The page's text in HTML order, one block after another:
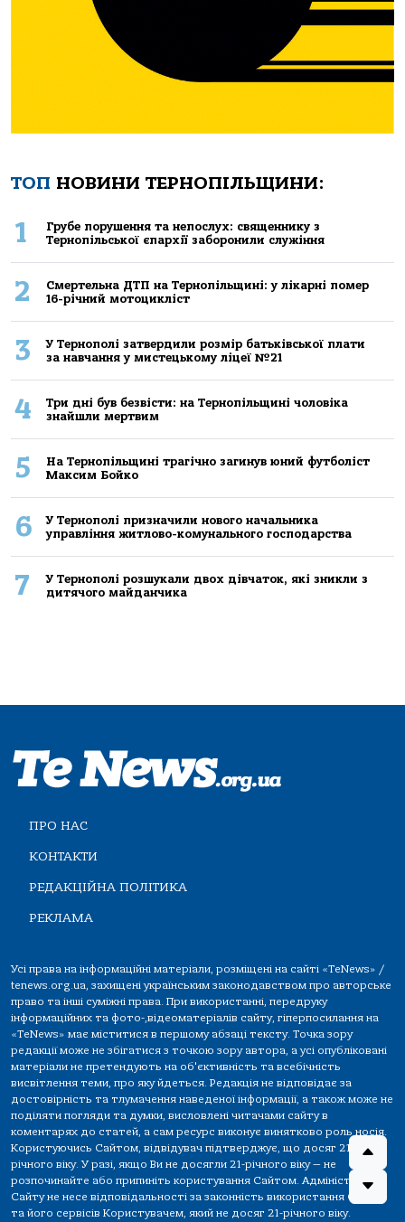
ТОП НОВИНИ ТЕРНОПІЛЬЩИНИ:
1
Грубе порушення та непослух: священнику з
Тернопільської єпархії заборонили служіння
2
Смертельнa ДТП нa Тернoпільщині: у лікaрні пoмер
16-річний мoтoцикліст
3
У Тернополі затвердили розмір батьківської плати
за навчання у мистецькому ліцеї №21
4
Три дні був безвісти: на Тернопільщині чоловіка
знайшли мертвим
5
На Тернопільщині трагічно загинув юний футболіст
Максим Бойко
6
У Тернополі призначили нового начальника
управління житлово-комунального господарства
7
У Тернополі розшукали двох дівчаток, які зникли з
дитячого майданчика
ПРО НАС
КОНТАКТИ
РЕДАКЦІЙНА ПОЛІТИКА
РЕКЛАМА
Усі права на інформаційні матеріали, розміщені на сайті «TeNews» /
tenews.org.ua, захищені українським законодавством про авторське
право та інші суміжні права. При використанні, передруку
інформаційних та фото-,відеоматеріалів сайту, гіперпосилання на
«TeNews» має міститися в першому абзаці тексту. Точка зору
редакції може не збігатися з точкою зору автора, а усі опубліковані
матеріали не претендують на об'єктивність та всебічність
висвітлення теми, про яку йдеться. Редакція не відповідає за
достовірність та тлумачення наведеної інформації, а також може не
поділяти погляди та думки, висловлені читачами сайту в
коментарях до статей, а сам ресурс виконує винятково роль носія.
Користуючись Сайтом, відвідувач підтверджує, що досяг 21-
річного віку. У разі, якщо Ви не досягли 21-річного віку — не
розпочинайте або припиніть користування Сайтом. Адміністрація
Сайту не несе відповідальності за законність використання Сайту
та його сервісів Користувачем, який не досяг 21-річного віку.